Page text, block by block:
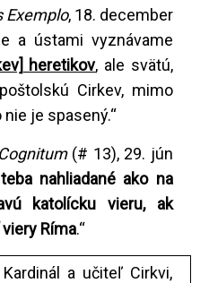
Exemplo, 18. december
a ústami vyznávame
heretikov, ale svätú,
Cirkev, mimo
je spasený.“
(# 13), 29. jún
nahliadané ako na
katolícku vieru, ak
Ríma.“
a učiteľ Cirkvi,